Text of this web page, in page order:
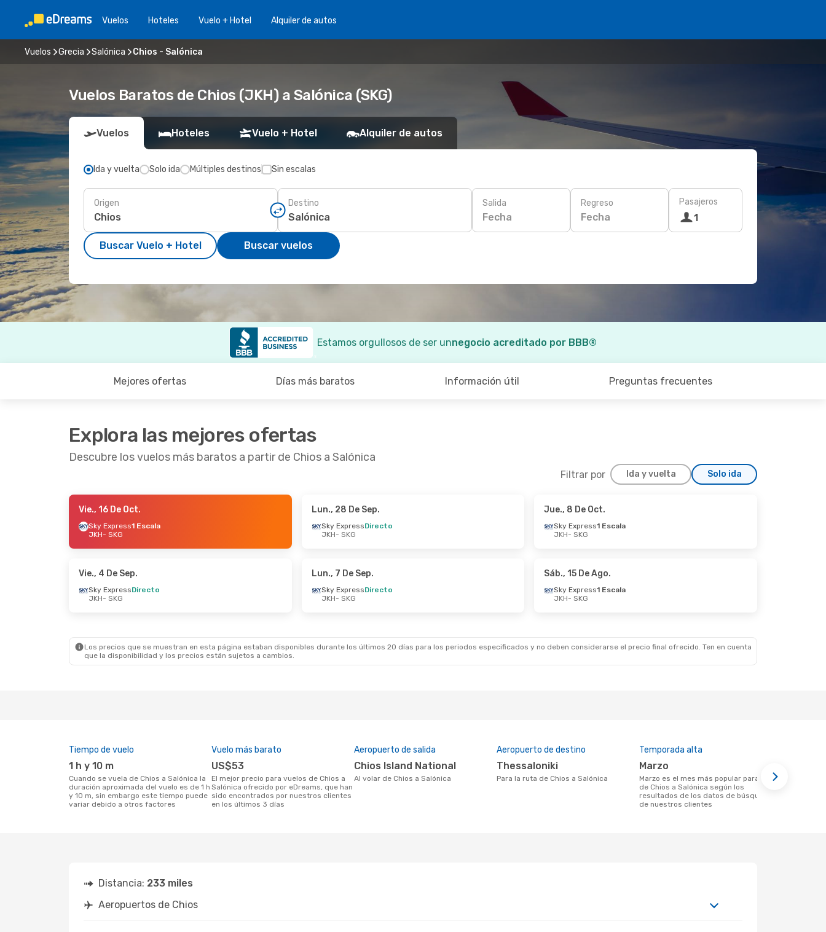
Vuelos Hoteles Vuelo + Hotel Alquiler de autos
Vuelos Grecia Salónica Chios - Salónica
Vuelos Baratos de Chios (JKH) a Salónica (SKG)
Vuelos Hoteles Vuelo + Hotel Alquiler de autos
Ida y vuelta Solo ida Múltiples destinos Sin escalas
Origen Destino Salida
Fecha
Regreso
Fecha
Pasajeros
1
Buscar Vuelo + Hotel Buscar vuelos
Estamos orgullosos de ser unnegocio acreditado por BBB®
Mejores ofertas Días más baratos Información útil Preguntas frecuentes
Explora las mejores ofertas
Descubre los vuelos más baratos a partir de Chios a Salónica
Filtrar por Ida y vuelta Solo ida
- Dom., 11 De Oct.
Directo
Directo
Directo
- Vie., 21 De Ago.
Vie., 16 De Oct.
Sky Express1 Escala
JKH- SKG
Lun., 28 De Sep.
Sky ExpressDirecto
JKH- SKG
Jue., 8 De Oct.
Sky Express1 Escala
JKH- SKG
Vie., 4 De Sep.
Sky ExpressDirecto
JKH- SKG
Lun., 7 De Sep.
Sky ExpressDirecto
JKH- SKG
Sáb., 15 De Ago.
Sky Express1 Escala
JKH- SKG
Los precios que se muestran en esta página estaban disponibles durante los últimos 20 días para los periodos especificados y no deben considerarse el precio final ofrecido. Ten en cuenta
que la disponibilidad y los precios están sujetos a cambios.
Tiempo de vuelo
1 h y 10 m
Cuando se vuela de Chios a Salónica la
duración aproximada del vuelo es de 1 h
y 10 m, sin embargo este tiempo puede
variar debido a otros factores
Vuelo más barato
US$53
El mejor precio para vuelos de Chios a
Salónica ofrecido por eDreams, que han
sido encontrados por nuestros clientes
en los últimos 3 días
Aeropuerto de salida
Chios Island National
Al volar de Chios a Salónica
Aeropuerto de destino
Thessaloniki
Para la ruta de Chios a Salónica
Temporada alta
marzo
marzo es el mes más popular para volar
de Chios a Salónica según los
resultados de los datos de búsqueda
de nuestros clientes
Distancia: 233 miles
Aeropuertos de Chios